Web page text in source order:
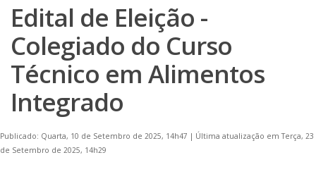
Edital de Eleição -
Colegiado do Curso
Técnico em Alimentos
Integrado
Publicado: Quarta, 10 de Setembro de 2025, 14h47 | Última atualização em Terça, 23
de Setembro de 2025, 14h29